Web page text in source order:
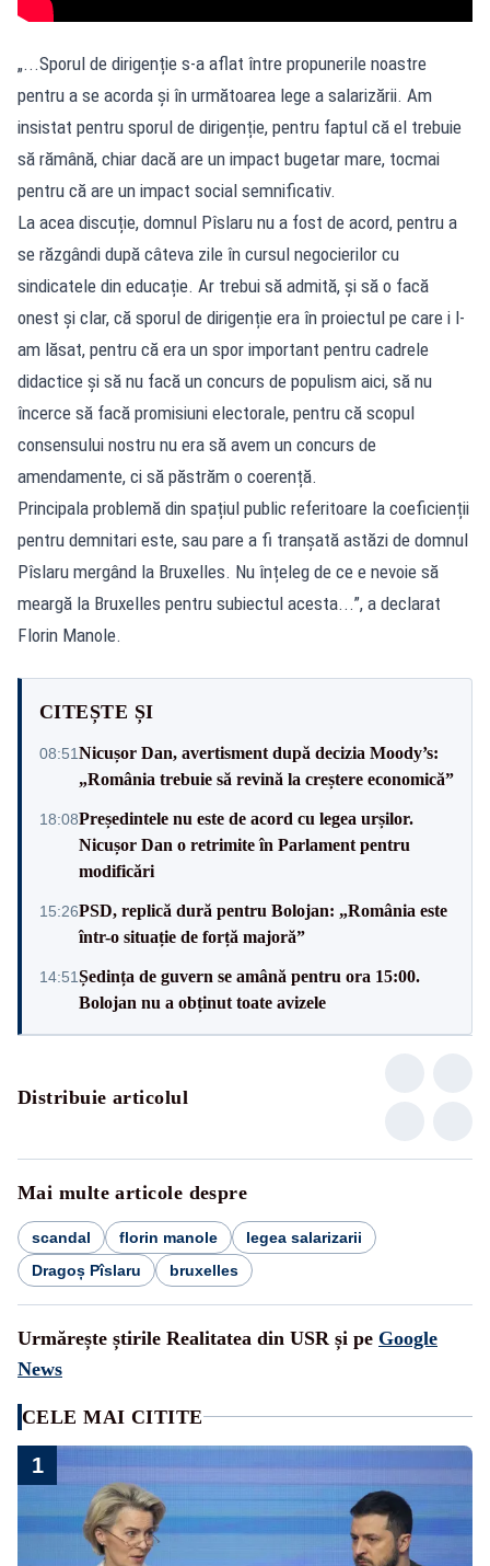
„...Sporul de dirigenție s-a aflat între propunerile noastre
pentru a se acorda și în următoarea lege a salarizării. Am
insistat pentru sporul de dirigenție, pentru faptul că el trebuie
să rămână, chiar dacă are un impact bugetar mare, tocmai
pentru că are un impact social semnificativ.
La acea discuție, domnul Pîslaru nu a fost de acord, pentru a
se răzgândi după câteva zile în cursul negocierilor cu
sindicatele din educație. Ar trebui să admită, și să o facă
onest și clar, că sporul de dirigenție era în proiectul pe care i l-
am lăsat, pentru că era un spor important pentru cadrele
didactice și să nu facă un concurs de populism aici, să nu
încerce să facă promisiuni electorale, pentru că scopul
consensului nostru nu era să avem un concurs de
amendamente, ci să păstrăm o coerență.
Principala problemă din spațiul public referitoare la coeficienții
pentru demnitari este, sau pare a fi tranșată astăzi de domnul
Pîslaru mergând la Bruxelles. Nu înțeleg de ce e nevoie să
meargă la Bruxelles pentru subiectul acesta...”, a declarat
Florin Manole.
CITEȘTE ȘI
08:51Nicușor Dan, avertisment după decizia Moody’s:
„România trebuie să revină la creștere economică”
18:08Președintele nu este de acord cu legea urșilor.
Nicușor Dan o retrimite în Parlament pentru
modificări
15:26PSD, replică dură pentru Bolojan: „România este
într-o situație de forță majoră”
14:51Ședința de guvern se amână pentru ora 15:00.
Bolojan nu a obținut toate avizele
Distribuie articolul
Mai multe articole despre
scandal florin manole
legea salarizarii
Dragoș Pîslaru
bruxelles
Urmărește știrile Realitatea din USR și pe Google
News
CELE MAI CITITE
1